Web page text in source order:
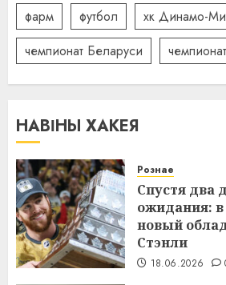
фарм
футбол хк Динамо-
чемпионат Беларуси
НАВІНЫ ХАКЕЯ
Рознае
Спустя два
ожидания:
новый
Стэнли
18.06.2026